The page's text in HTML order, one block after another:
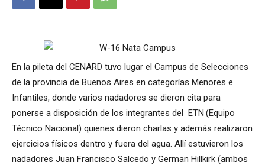
En la pileta del CENARD tuvo lugar el Campus de Selecciones
de la provincia de Buenos Aires en categorías Menores e
Infantiles, donde varios nadadores se dieron cita para
ponerse a disposición de los integrantes del ETN (Equipo
Técnico Nacional) quienes dieron charlas y además realizaron
ejercicios físicos dentro y fuera del agua. Allí estuvieron los
nadadores Juan Francisco Salcedo y German Hillkirk (ambos